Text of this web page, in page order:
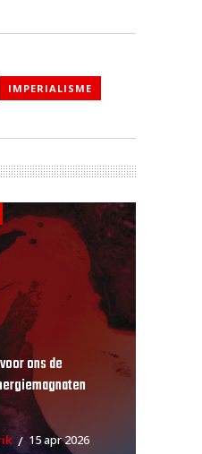
IMPERIALISME
ons de
15 apr 2026